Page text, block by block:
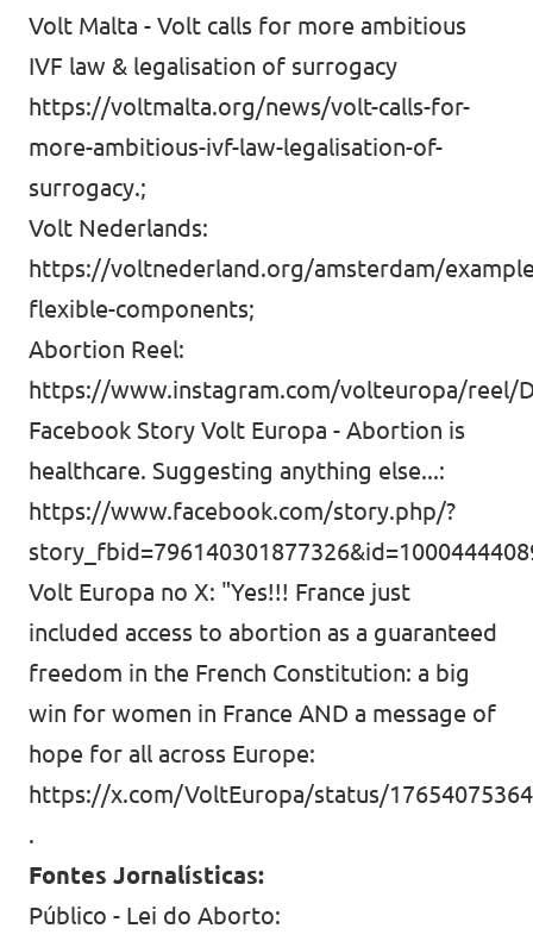
Volt Malta - Volt calls for more ambitious
IVF law & legalisation of surrogacy
https://voltmalta.org/news/volt-calls-for-
more-ambitious-ivf-law-legalisation-of-
surrogacy.;
Volt Nederlands:
https://voltnederland.org/amsterdam/
flexible-components;
Abortion Reel:
https://www.instagram.com/volteuropa/reel/
Facebook Story Volt Europa - Abortion is
healthcare. Suggesting anything else...:
https://www.facebook.com/story.php/?
Volt Europa no X: "Yes!!! France just
included access to abortion as a guaranteed
freedom in the French Constitution: a big
win for women in France AND a message of
hope for all across Europe:
https://x.com/VoltEuropa/status/
.
Fontes Jornalísticas:
Público - Lei do Aborto: